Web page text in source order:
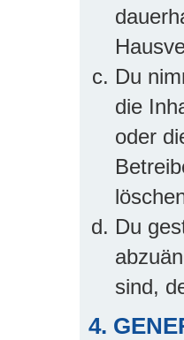
Du
die
oder
Du
sind,
4.